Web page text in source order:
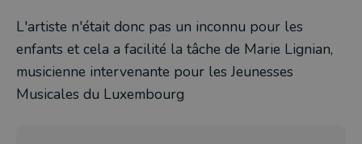
L'artiste n'était donc pas un inconnu pour les
enfants et cela a facilité la tâche de Marie Lignian,
musicienne intervenante pour les Jeunesses
Musicales du Luxembourg